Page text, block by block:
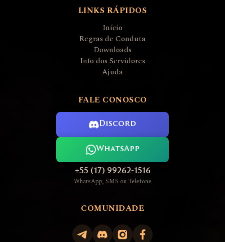
LINKS RÁPIDOS
Início
Regras de Conduta
Downloads
Info dos Servidores
Ajuda
FALE CONOSCO
Discord
WhatsApp
+55 (17) 99262-1516
WhatsApp, SMS ou Telefone
COMUNIDADE